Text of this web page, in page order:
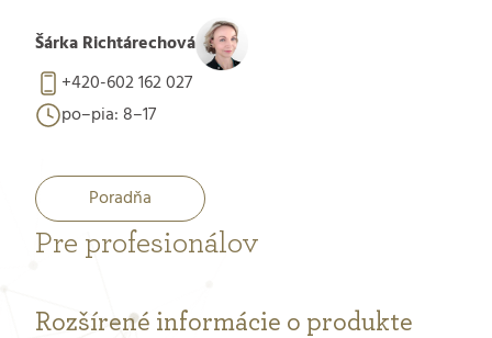
Šárka Richtárechová
+420-602 162 027
po–pia: 8–17
Poradňa
Pre profesionálov
Rozšírené informácie o produkte